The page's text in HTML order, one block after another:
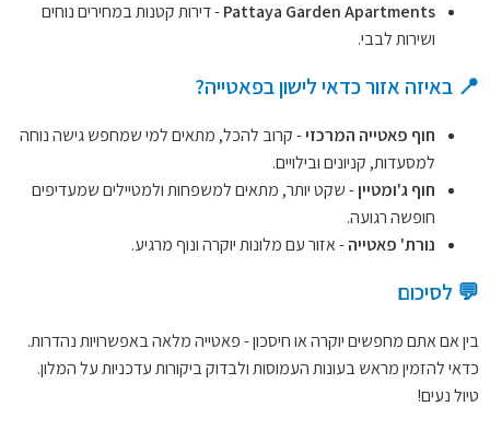
Pattaya Garden Apartments- דירות קטנות במחירים נוחים
ושירות לבבי.
📍 באיזה אזור כדאי לישון בפאטייה?
חוף פאטייה המרכזי- קרוב להכל, מתאים למי שמחפש גישה נוחה
למסעדות, קניונים ובילויים.
חוף ג'ומטיין- שקט יותר, מתאים למשפחות ולמטיילים שמעדיפים
חופשה רגועה.
נורת' פאטייה- אזור עם מלונות יוקרה ונוף מרגיע.
💬 לסיכום
בין אם אתם מחפשים יוקרה או חיסכון - פאטייה מלאה באפשרויות נהדרות.
כדאי להזמין מראש בעונות העמוסות ולבדוק ביקורות עדכניות על המלון.
טיול נעים!